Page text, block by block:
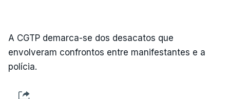
A CGTP demarca-se dos desacatos que
envolveram confrontos entre manifestantes e a
polícia.